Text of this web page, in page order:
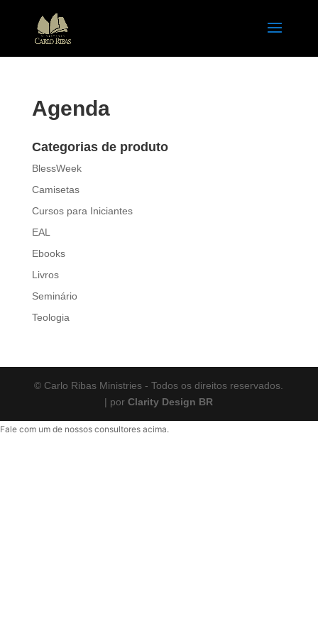
Agenda
Categorias de produto
BlessWeek
Camisetas
Cursos para Iniciantes
EAL
Ebooks
Livros
Seminário
Teologia
© Carlo Ribas Ministries - Todos os direitos reservados.
| porClarity Design BR
Fale com um de nossos consultores acima.